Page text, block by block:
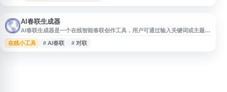
AI春联生成器
AI春联生成器是一个在线智能春联创作工具，用户可通过输入关键词或主题，
快速生成适合春节、新年等场景使用的春联内容。网站提供便捷的文本生成体
验，适用于节日祝福、家庭装饰、活动文案等需求，帮助用户获得具有传统节
在线小工具 # AI春联 # 对联